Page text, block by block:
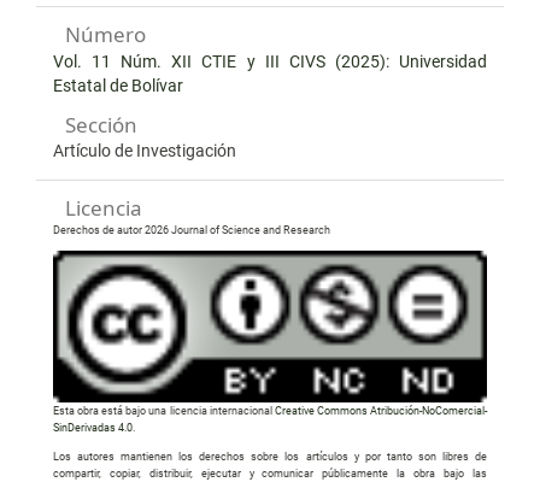
Número
Vol. 11 Núm. XII CTIE y III CIVS (2025): Universidad
Estatal de Bolívar
Sección
Artículo de Investigación
Licencia
Derechos de autor 2026 Journal of Science and Research
Esta obra está bajo una licencia internacionalCreative Commons Atribución-NoComercial-
SinDerivadas 4.0
Los autores mantienen los derechos sobre los artículos y por tanto son libres de
compartir, copiar, distribuir, ejecutar y comunicar públicamente la obra bajo las